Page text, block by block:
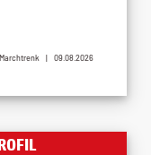
| 09.08.2026